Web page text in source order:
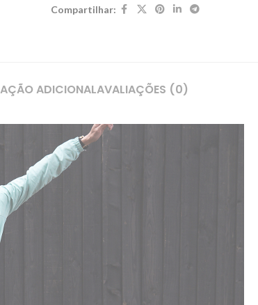
Compartilhar:
ADICIONALAVALIAÇÕES (0)